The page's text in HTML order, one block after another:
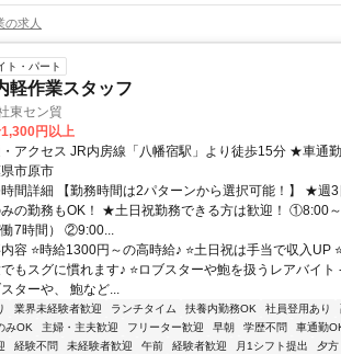
の求人
ト・パート
軽作業スタッフ
東セン貿
円以上
アクセス JR内房線「八幡宿駅」より徒歩15分 ★車通
市原市
間詳細 【勤務時間は2パターンから選択可能！】 ★週
みの勤務もOK！ ★土日祝勤務できる方は歓迎！ ①8:00
働7時間） ②9:00...
容 ⭐時給1300円～の高時給♪ ⭐土日祝は手当で収入UP
もスグに慣れます♪ ⭐ロブスターや鮑を扱うレアバイト
スターや、 鮑など...
業界未経験者歓迎 ランチタイム 扶養内勤務OK 社員登用あり
みOK
主婦・主夫歓迎 フリーター歓迎 早朝 学歴不問 車通勤
経験不問 未経験者歓迎 午前 経験者歓迎 月1シフト提出 夕方